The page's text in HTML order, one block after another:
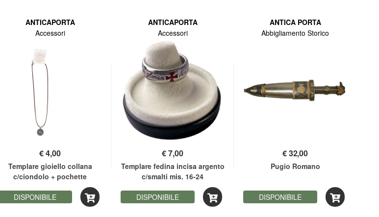
ANTICAPORTA
Accessori
€4,00
Templare gioiello collana
c/ciondolo + pochette
DISPONIBILE
ANTICAPORTA
Accessori
€7,00
Templare fedina incisa argento
c/smalti mis. 16-24
DISPONIBILE
ANTICA PORTA
Abbigliamento Storico
€32,00
Pugio Romano
DISPONIBILE